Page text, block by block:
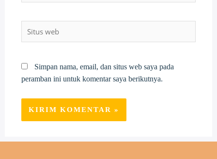
Simpan nama, email, dan situs web saya pada
peramban ini untuk komentar saya berikutnya.